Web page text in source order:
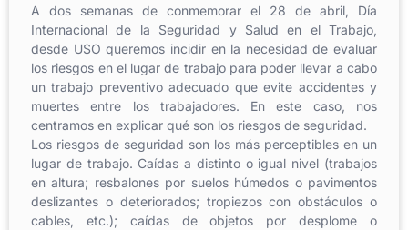
A dos semanas de conmemorar el 28 de abril, Día
Internacional de la Seguridad y Salud en el Trabajo,
desde USO queremos incidir en la necesidad de evaluar
los riesgos en el lugar de trabajo para poder llevar a cabo
un trabajo preventivo adecuado que evite accidentes y
muertes entre los trabajadores. En este caso, nos
centramos en explicar qué son los riesgos de seguridad.
Los riesgos de seguridad son los más perceptibles en un
lugar de trabajo. Caídas a distinto o igual nivel (trabajos
en altura; resbalones por suelos húmedos o pavimentos
deslizantes o deteriorados; tropiezos con obstáculos o
cables, etc.); caídas de objetos por desplome o